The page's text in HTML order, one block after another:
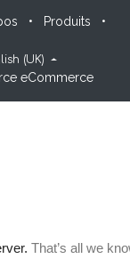
• Produits •
(UK)
eCommerce